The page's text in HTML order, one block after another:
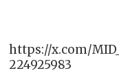
https://x.com/
224925983